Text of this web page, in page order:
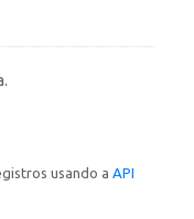
usando a API